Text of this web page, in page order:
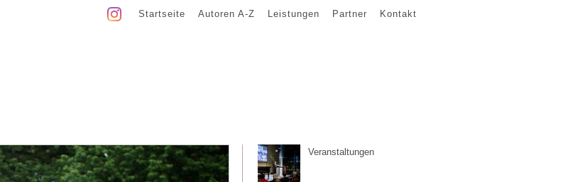
Startseite Autoren A-Z Leistungen Partner Kontakt
Veranstaltungen